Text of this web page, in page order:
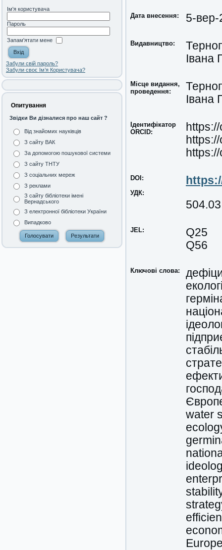
Ім'я користувача
Пароль
Запам'ятати мене
Забули свій пароль?
Забули своє Ім’я Користувача?
Опитування
Звідки Ви дізналися про наш сайт ?
Від знайомих науківців
З сайту ВАК
За допомогою пошукової системи
З сайту ТНТУ
З соціальних мереж
З реклами
З сайту бібліотеки імені
Вернадського
З електронної бібліотеки України
Випадково
Дата внесення: 5-вер-
Видавництво:
Івана
Місце видання,
проведення:
Івана
Ідентифікатор
ORCID:
DOI:
УДК:
JEL:
Q25
Q56
Ключові слова:
water